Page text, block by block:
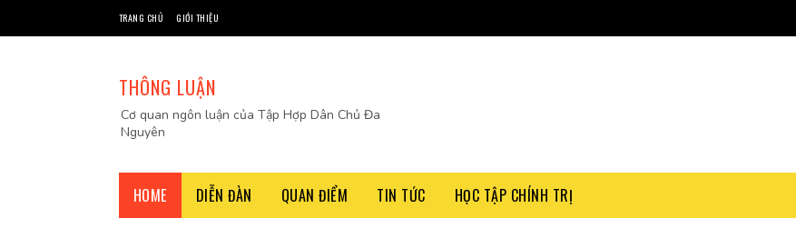
TRANG CHỦ GIỚI THIỆU
THÔNG LUẬN
Cơ quan ngôn luận của Tập Hợp Dân Chủ Đa
Nguyên
HOME DIỄN ĐÀN QUAN ĐIỂM TIN TỨC HỌC TẬP CHÍNH TRỊ